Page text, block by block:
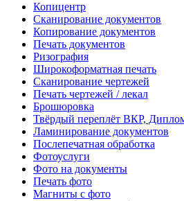
Копицентр
Сканирование документов
Копирование документов
Печать документов
Ризография
Широкоформатная печать
Сканирование чертежей
Печать чертежей / лекал
Брошюровка
Твёрдый переплёт ВКР,
Ламинирование документов
Послепечатная обработка
Фотоуслуги
Фото на документы
Печать фото
Магниты с фото